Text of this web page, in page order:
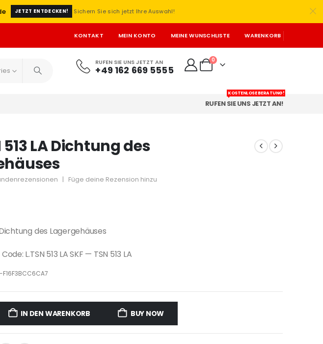
JETZT ENTDECKEN! Sichern Sie sich jetzt Ihre Auswahl!
KONTAKT MEIN KONTO MEINE WUNSCHLISTE WARENKORB
RUFEN SIE UNS JETZT AN
+49 162 669 5555
0
RUFEN SIE UNS JETZT AN!
KOSTENLOSE BERATUNG!
513 LA Dichtung des
| Füge deine Rezension hinzu
Dichtung des Lagergehäuses
L.TSN 513 LA SKF — TSN 513 LA
F16F3BCC6CA7
IN DEN WARENKORB BUY NOW